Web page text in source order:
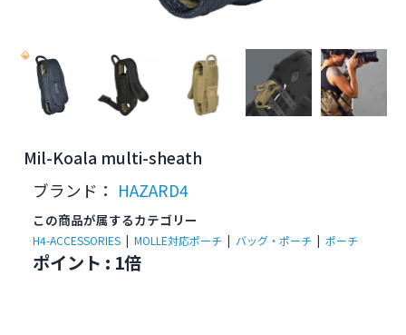
Mil-Koala multi-sheath
ブランド： HAZARD4
この商品が属するカテゴリー
H4-ACCESSORIES | MOLLE対応ポーチ | バッグ・ポーチ | ポーチ
ポイント : 1倍